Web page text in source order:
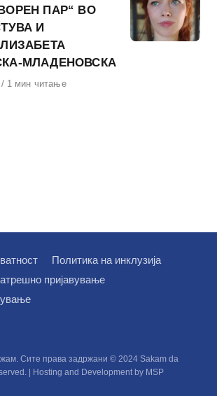
ПАР“ ВО
И
МЛАДЕНОВСКА
1 мин читање
Политика на инклузија
пријавување
Сите права задржани © 2024 Sakam da
| Hosting and Development by MSP